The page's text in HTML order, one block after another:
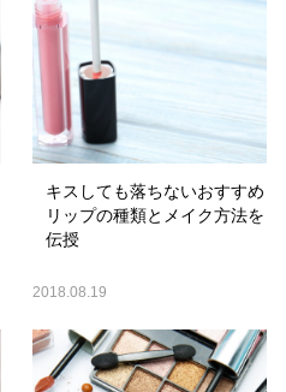
キスしても落ちないおすすめ
リップの種類とメイク方法を
伝授
2018.08.19